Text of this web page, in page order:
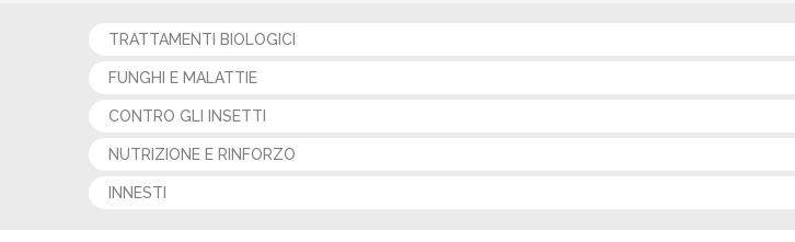
TRATTAMENTI BIOLOGICI
FUNGHI E MALATTIE
CONTRO GLI INSETTI
NUTRIZIONE E RINFORZO
INNESTI